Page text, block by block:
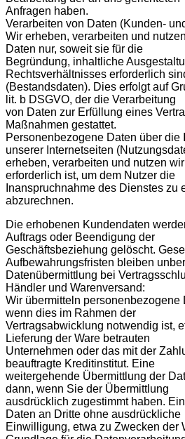
Anfragen haben.
Verarbeiten von Daten (Kunden-
Wir erheben, verarbeiten und
Daten nur, soweit sie für die
Begründung, inhaltliche
Rechtsverhältnisses erforderlich
(Bestandsdaten). Dies erfolgt auf
lit. b DSGVO, der die Verarbeitung
von Daten zur Erfüllung eines
Maßnahmen gestattet.
Personenbezogene Daten über die
unserer Internetseiten
erheben, verarbeiten und nutzen
erforderlich ist, um dem Nutzer die
Inanspruchnahme des Dienstes zu
abzurechnen.
Die erhobenen Kundendaten
Auftrags oder Beendigung der
Geschäftsbeziehung gelöscht.
Aufbewahrungsfristen bleiben
Datenübermittlung bei
Händler und Warenversand:
Wir übermitteln personenbezogene
wenn dies im Rahmen der
Vertragsabwicklung notwendig ist,
Lieferung der Ware betrauten
Unternehmen oder das mit der
beauftragte Kreditinstitut. Eine
weitergehende Übermittlung der
dann, wenn Sie der Übermittlung
ausdrücklich zugestimmt haben.
Daten an Dritte ohne ausdrückliche
Einwilligung, etwa zu Zwecken der